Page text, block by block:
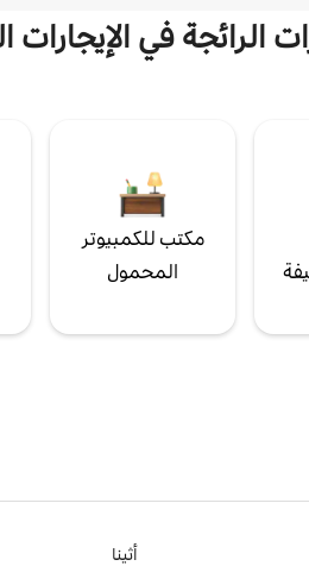
الرائجة في الإيجارات
مكتب للكمبيوتر
المحمول
أثينا